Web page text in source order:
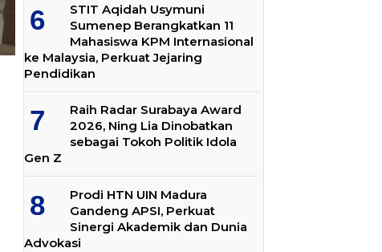
STIT Aqidah Usymuni
Sumenep Berangkatkan 11
Mahasiswa KPM Internasional
ke Malaysia, Perkuat Jejaring
Pendidikan
Raih Radar Surabaya Award
2026, Ning Lia Dinobatkan
sebagai Tokoh Politik Idola
Gen Z
Prodi HTN UIN Madura
Gandeng APSI, Perkuat
Sinergi Akademik dan Dunia
Advokasi